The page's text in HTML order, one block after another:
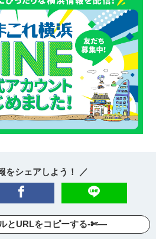
をシェアしよう！ ／
とURLをコピーする-✄—